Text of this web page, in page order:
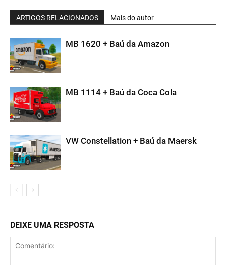
ARTIGOS RELACIONADOS Mais do autor
MB 1620 + Baú da Amazon
MB 1114 + Baú da Coca Cola
VW Constellation + Baú da Maersk
DEIXE UMA RESPOSTA